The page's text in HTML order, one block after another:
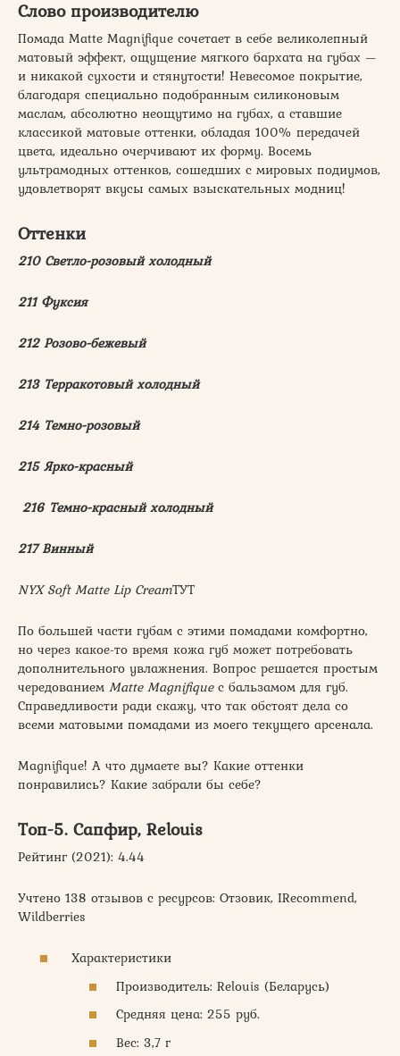
Слово производителю
Помада Matte Magnifique сочетает в себе великолепный
матовый эффект, ощущение мягкого бархата на губах —
и никакой сухости и стянутости! Невесомое покрытие,
благодаря специально подобранным силиконовым
маслам, абсолютно неощутимо на губах, а ставшие
классикой матовые оттенки, обладая 100% передачей
цвета, идеально очерчивают их форму. Восемь
ультрамодных оттенков, сошедших с мировых подиумов,
удовлетворят вкусы самых взыскательных модниц!
Оттенки
210 Светло-розовый холодный
211 Фуксия
212 Розово-бежевый
213 Терракотовый холодный
214 Темно-розовый
215 Ярко-красный
216 Темно-красный холодный
217 Винный
NYX Soft Matte Lip CreamТУТ
По большей части губам с этими помадами комфортно,
но через какое-то время кожа губ может потребовать
дополнительного увлажнения. Вопрос решается простым
чередованием Matte Magnifiqueс бальзамом для губ.
Справедливости ради скажу, что так обстоят дела со
всеми матовыми помадами из моего текущего арсенала.
Magnifique! А что думаете вы? Какие оттенки
понравились? Какие забрали бы себе?
Топ-5. Сапфир, Relouis
Рейтинг (2021): 4.44
Учтено 138 отзывов с ресурсов: Отзовик, IRecommend,
Wildberries
Характеристики
Производитель: Relouis (Беларусь)
Средняя цена: 255 руб.
Вес: 3,7 г